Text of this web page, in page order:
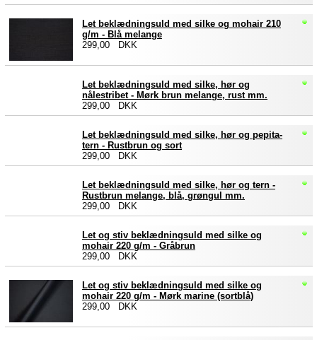
Let beklædningsuld med silke og mohair 210
g/m - Blå melange
299,00 DKK
Let beklædningsuld med silke, hør og
nålestribet - Mørk brun melange, rust mm.
299,00 DKK
Let beklædningsuld med silke, hør og pepita-
tern - Rustbrun og sort
299,00 DKK
Let beklædningsuld med silke, hør og tern -
Rustbrun melange, blå, grøngul mm.
299,00 DKK
Let og stiv beklædningsuld med silke og
mohair 220 g/m - Gråbrun
299,00 DKK
Let og stiv beklædningsuld med silke og
mohair 220 g/m - Mørk marine (sortblå)
299,00 DKK